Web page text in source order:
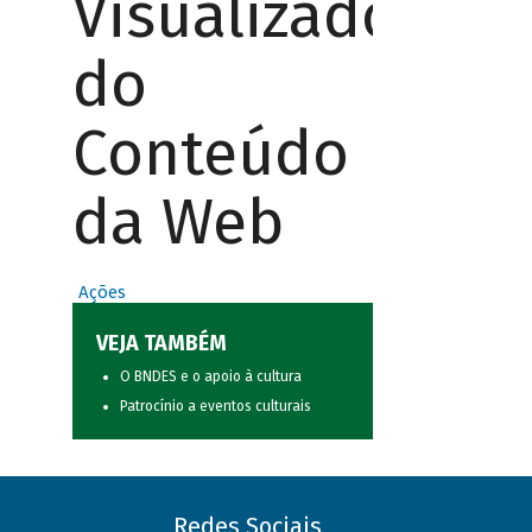
Visualizador
do
Conteúdo
da Web
Ações
VEJA TAMBÉM
O BNDES e o apoio à cultura
Patrocínio a eventos culturais
Redes Sociais